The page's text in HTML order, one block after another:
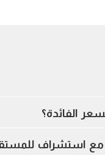
الفائدة؟
مع استشراف